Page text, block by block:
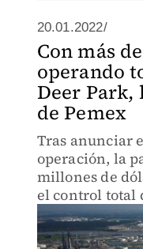
20.01.2022/
Con más
operando
Deer
de Pemex
Tras anunciar
operación, la
millones de
el control total